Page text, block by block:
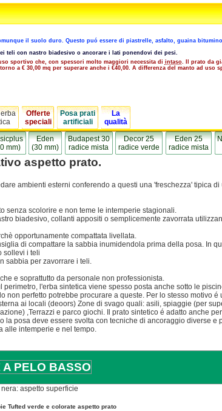
il suolo duro. Questo puó essere di piastrelle, asfalto, guaina
teli con nastro biadesivo o ancorare i lati ponendovi dei pesi.
sportivo che, con spessori molto maggiori necessita di intaso. Il prato da
a € 30,00 mq per superare anche i €40,00. A differenza del manto ad
Offerte
speciali
Posa prati
artificiali
La
qualità
mm)
Eden
(30 mm)
Budapest 30
radice mista
Decor 25
radice verde
Eden 25
radice mista
aspetto prato.
ambienti esterni conferendo a questi una 'freschezza' tipica di
senza scolorire e non teme le intemperie stagionali.
biadesivo, collanti appositi o semplicemente zavorrata
opportunamente compattata livellata.
di compattare la sabbia inumidendola prima della posa. In
sollevi i teli
sabbia per zavorrare i teli.
e soprattutto da personale non professionista.
perimetro, l'erba sintetica viene spesso posta anche sotto le
non perfetto potrebbe procurare a queste. Per lo stesso motivo é
ai locali (deoors) Zone di svago quali: asili, spiaggie (per
,Terrazzi e parco giochi. Il prato sintetico é adatto anche
posa deve essere svolta con tecniche di ancoraggio diverse e
alle intemperie e nel tempo.
A PELO BASSO
aspetto superficie
Tufted verde e colorate aspetto prato